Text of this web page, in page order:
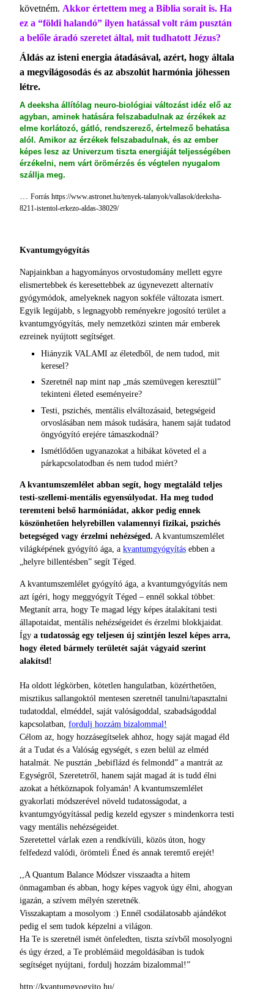
követném. Akkor értettem meg a Biblia sorait is. Ha
ez a “földi halandó” ilyen hatással volt rám pusztán
a belőle áradó szeretet által, mit tudhatott Jézus?
Áldás az isteni energia átadásával, azért, hogy általa
a megvilágosodás és az abszolút harmónia jöhessen
létre.
A deeksha állítólag neuro-biológiai változást idéz elő az
agyban, aminek hatására felszabadulnak az érzékek az
elme korlátozó, gátló, rendszerező, értelmező behatása
alól. Amikor az érzékek felszabadulnak, és az ember
képes lesz az Univerzum tiszta energiáját teljességében
érzékelni, nem várt örömérzés és végtelen nyugalom
szállja meg.
… Forrás https://www.astronet.hu/tenyek-talanyok/vallasok/deeksha-
8211-istentol-erkezo-aldas-38029/
Kvantumgyógyítás
Napjainkban a hagyományos orvostudomány mellett egyre
elismertebbek és keresettebbek az úgynevezett alternatív
gyógymódok, amelyeknek nagyon sokféle változata ismert.
Egyik legújabb, s legnagyobb reményekre jogosító terület a
kvantumgyógyítás, mely nemzetközi szinten már emberek
ezreinek nyújtott segítséget.
Hiányzik VALAMI az életedből, de nem tudod, mit
keresel?
Szeretnél nap mint nap „más szemüvegen keresztül”
tekinteni életed eseményeire?
Testi, pszichés, mentális elváltozásaid, betegségeid
orvoslásában nem mások tudására, hanem saját tudatod
öngyógyító erejére támaszkodnál?
Ismétlődően ugyanazokat a hibákat követed el a
párkapcsolatodban és nem tudod miért?
A kvantumszemlélet abban segít, hogy megtaláld teljes
testi-szellemi-mentális egyensúlyodat. Ha meg tudod
teremteni belső harmóniádat, akkor pedig ennek
köszönhetően helyrebillen valamennyi fizikai, pszichés
betegséged vagy érzelmi nehézséged. A kvantumszemlélet
világképének gyógyító ága, a kvantumgyógyítás ebben a
„helyre billentésben” segít Téged.
A kvantumszemlélet gyógyító ága, a kvantumgyógyítás nem
azt ígéri, hogy meggyógyít Téged – ennél sokkal többet:
Megtanít arra, hogy Te magad légy képes átalakítani testi
állapotaidat, mentális nehézségeidet és érzelmi blokkjaidat.
Így a tudatosság egy teljesen új szintjén leszel képes arra,
hogy életed bármely területét saját vágyaid szerint
alakítsd!
Ha oldott légkörben, kötetlen hangulatban, közérthetően,
misztikus sallangoktól mentesen szeretnél tanulni/tapasztalni
tudatoddal, elméddel, saját valóságoddal, szabadságoddal
kapcsolatban, fordulj hozzám bizalommal!
Célom az, hogy hozzásegítselek ahhoz, hogy saját magad éld
át a Tudat és a Valóság egységét, s ezen belül az elméd
hatalmát. Ne pusztán „bebiflázd és felmondd” a mantrát az
Egységről, Szeretetről, hanem saját magad át is tudd élni
azokat a hétköznapok folyamán! A kvantumszemlélet
gyakorlati módszerével növeld tudatosságodat, a
kvantumgyógyítással pedig kezeld egyszer s mindenkorra testi
vagy mentális nehézségeidet.
Szeretettel várlak ezen a rendkívüli, közös úton, hogy
felfedezd valódi, örömteli Éned és annak teremtő erejét!
,,A Quantum Balance Módszer visszaadta a hitem
önmagamban és abban, hogy képes vagyok úgy élni, ahogyan
igazán, a szívem mélyén szeretnék.
Visszakaptam a mosolyom :) Ennél csodálatosabb ajándékot
pedig el sem tudok képzelni a világon.
Ha Te is szeretnél ismét önfeledten, tiszta szívből mosolyogni
és úgy érzed, a Te problémáid megoldásában is tudok
segítséget nyújtani, fordulj hozzám bizalommal!”
http://kvantumgyogyito.hu/